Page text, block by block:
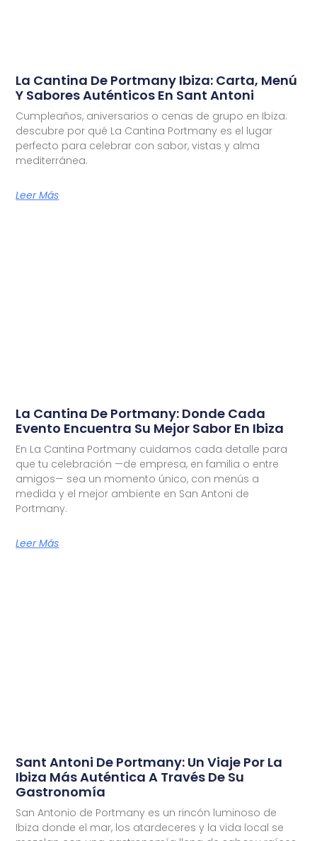
La Cantina De Portmany Ibiza: Carta, Menú
Y Sabores Auténticos En Sant Antoni
Cumpleaños, aniversarios o cenas de grupo en Ibiza:
descubre por qué La Cantina Portmany es el lugar
perfecto para celebrar con sabor, vistas y alma
mediterránea.
Leer Más
La Cantina De Portmany: Donde Cada
Evento Encuentra Su Mejor Sabor En Ibiza
En La Cantina Portmany cuidamos cada detalle para
que tu celebración —de empresa, en familia o entre
amigos— sea un momento único, con menús a
medida y el mejor ambiente en San Antoni de
Portmany.
Leer Más
Sant Antoni De Portmany: Un Viaje Por La
Ibiza Más Auténtica A Través De Su
Gastronomía
San Antonio de Portmany es un rincón luminoso de
Ibiza donde el mar, los atardeceres y la vida local se